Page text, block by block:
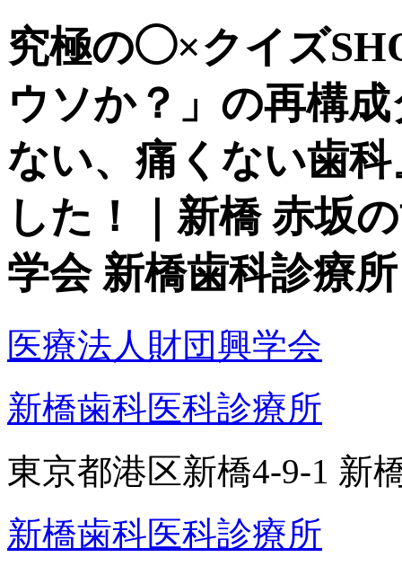
究極の◯×クイズ
ウソか？」の再構
ない、痛くない歯
した！｜新橋 赤坂
学会 新橋歯科診療
医療法人財団興学会
新橋歯科医科診療所
東京都港区新橋4-9-1 新
新橋歯科医科診療所